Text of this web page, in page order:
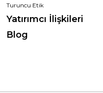
Turuncu Etik
Yatırımcı İlişkileri
Blog